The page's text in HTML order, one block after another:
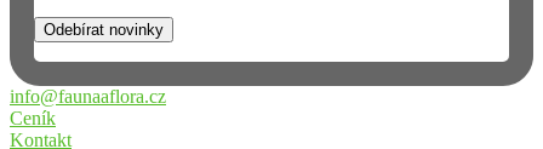
info@faunaaflora.cz
Ceník
Kontakt